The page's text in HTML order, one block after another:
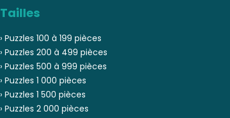
Tailles
› Puzzles 100 à 199 pièces
› Puzzles 200 à 499 pièces
› Puzzles 500 à 999 pièces
› Puzzles 1 000 pièces
› Puzzles 1 500 pièces
› Puzzles 2 000 pièces